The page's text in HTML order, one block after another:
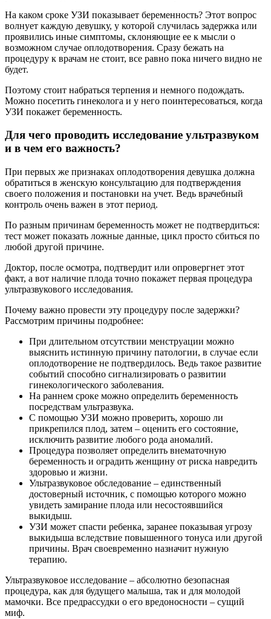
На каком сроке УЗИ показывает беременность? Этот вопрос
волнует каждую девушку, у которой случилась задержка или
проявились иные симптомы, склоняющие ее к мысли о
возможном случае оплодотворения. Сразу бежать на
процедуру к врачам не стоит, все равно пока ничего видно не
будет.
Поэтому стоит набраться терпения и немного подождать.
Можно посетить гинеколога и у него поинтересоваться, когда
УЗИ покажет беременность.
Для чего проводить исследование ультразвуком
и в чем его важность?
При первых же признаках оплодотворения девушка должна
обратиться в женскую консультацию для подтверждения
своего положения и постановки на учет. Ведь врачебный
контроль очень важен в этот период.
По разным причинам беременность может не подтвердиться:
тест может показать ложные данные, цикл просто сбиться по
любой другой причине.
Доктор, после осмотра, подтвердит или опровергнет этот
факт, а вот наличие плода точно покажет первая процедура
ультразвукового исследования.
Почему важно провести эту процедуру после задержки?
Рассмотрим причины подробнее:
При длительном отсутствии менструации можно
выяснить истинную причину патологии, в случае если
оплодотворение не подтвердилось. Ведь такое развитие
событий способно сигнализировать о развитии
гинекологического заболевания.
На раннем сроке можно определить беременность
посредствам ультразвука.
С помощью УЗИ можно проверить, хорошо ли
прикрепился плод, затем – оценить его состояние,
исключить развитие любого рода аномалий.
Процедура позволяет определить внематочную
беременность и оградить женщину от риска навредить
здоровью и жизни.
Ультразвуковое обследование – единственный
достоверный источник, с помощью которого можно
увидеть замирание плода или несостоявшийся
выкидыш.
УЗИ может спасти ребенка, заранее показывая угрозу
выкидыша вследствие повышенного тонуса или другой
причины. Врач своевременно назначит нужную
терапию.
Ультразвуковое исследование – абсолютно безопасная
процедура, как для будущего малыша, так и для молодой
мамочки. Все предрассудки о его вредоносности – сущий
миф.